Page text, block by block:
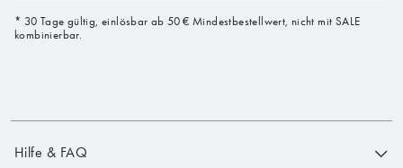
* 30 Tage gültig, einlösbar ab 50 € Mindestbestellwert, nicht mit SALE
kombinierbar.
Hilfe & FAQ